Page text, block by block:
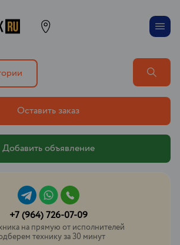
Оставить заказ
Добавить объявление
+7 (964) 726-07-09
на прямую от исполнителей
технику за 30 минут